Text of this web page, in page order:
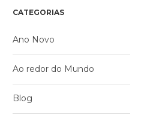
CATEGORIAS
Ano Novo
Ao redor do Mundo
Blog